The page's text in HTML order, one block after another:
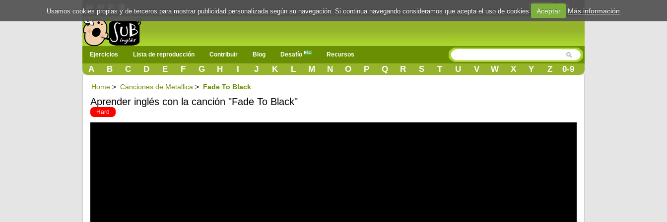
Login
Ejercicios Lista de reproducción Contribuir Blog Desafío Recursos
A B C D E F G H I J K L M N O P Q R S T U V W X Y Z 0-9
Home > Canciones de Metallica > Fade To Black
Aprender inglés con la canción "Fade To Black"
Hard
Usamos cookies propias y de terceros para mostrar publicidad personalizada según su navegación. Si continua navegando consideramos que acepta el uso de cookies Aceptar Más información